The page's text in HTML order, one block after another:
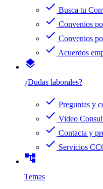
check Busca tu
check Convenios
check Convenios
check Acuerdos
layers
¿Dudas laborales?
check Preguntas y
check Video
check Contacta y
check Servicios
account_tree
Temas